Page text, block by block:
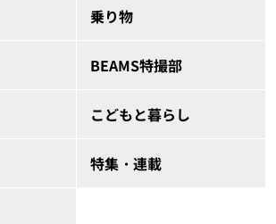
乗り物
BEAMS特撮部
こどもと暮らし
特集・連載